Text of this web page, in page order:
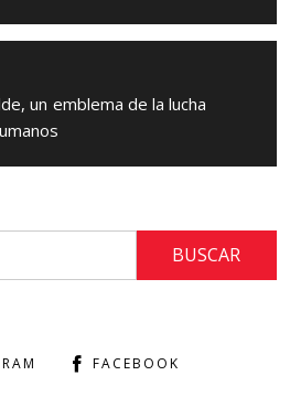
un emblema de la lucha
FACEBOOK